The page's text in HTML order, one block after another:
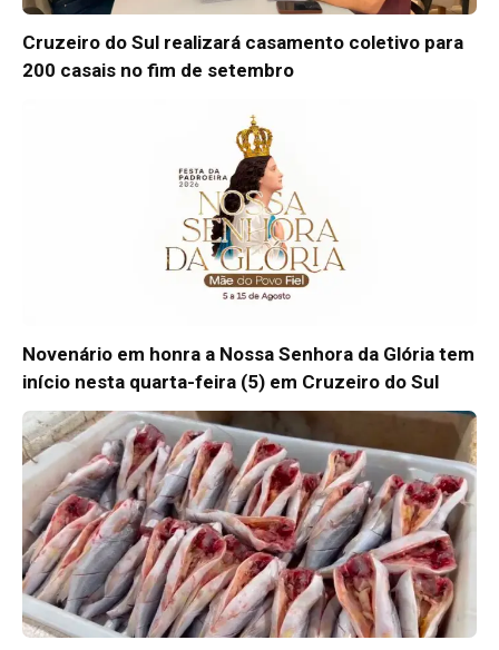
Cruzeiro do Sul realizará casamento coletivo para
200 casais no fim de setembro
Novenário em honra a Nossa Senhora da Glória tem
início nesta quarta-feira (5) em Cruzeiro do Sul